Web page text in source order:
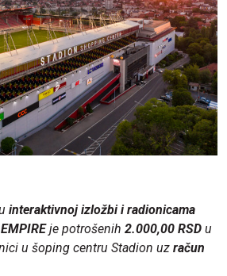
interaktivnoj izložbi i radionicama
je potrošenih 2.000,00 RSD u
u šoping centru Stadion uz račun